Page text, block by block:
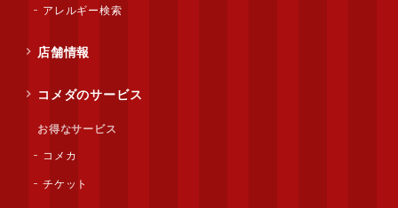
アレルギー検索
店舗情報
コメダのサービス
お得なサービス
コメカ
チケット